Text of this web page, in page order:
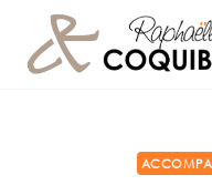
contenu